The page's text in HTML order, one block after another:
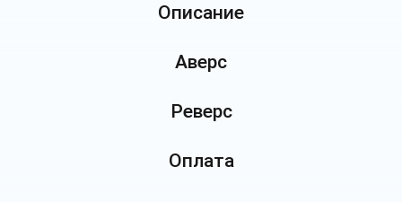
Описание
Аверс
Реверс
Оплата